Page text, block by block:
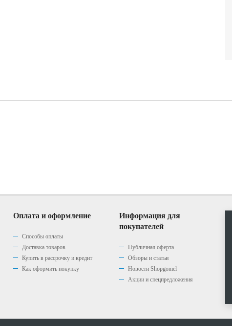
Оплата и оформление
Способы оплаты
Доставка товаров
Купить в рассрочку и кредит
Как оформить покупку
Информация для
покупателей
Публичная оферта
Обзоры и статьи
Новости Shopgomel
Акции и спецпредложения